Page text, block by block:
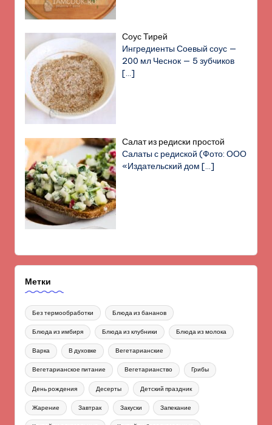
Соус Тирей
Ингредиенты Соевый соус —
200 мл Чеснок — 5 зубчиков
[…]
Салат из редиски простой
Салаты с редиской (Фото: ООО
«Издательский дом[…]
Метки
Без термообработки Блюда из бананов
Блюда из имбиря Блюда из клубники Блюда из молока
Варка В духовке Вегетарианские
Вегетарианское питание Вегетарианство Грибы
День рождения Десерты Детский праздник
Жарение Завтрак Закуски Запекание